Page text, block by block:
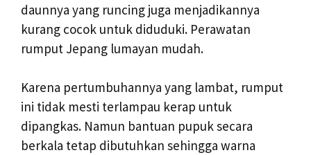
daunnya yang runcing juga menjadikannya
kurang cocok untuk diduduki. Perawatan
rumput Jepang lumayan mudah.
Karena pertumbuhannya yang lambat, rumput
ini tidak mesti terlampau kerap untuk
dipangkas. Namun bantuan pupuk secara
berkala tetap dibutuhkan sehingga warna